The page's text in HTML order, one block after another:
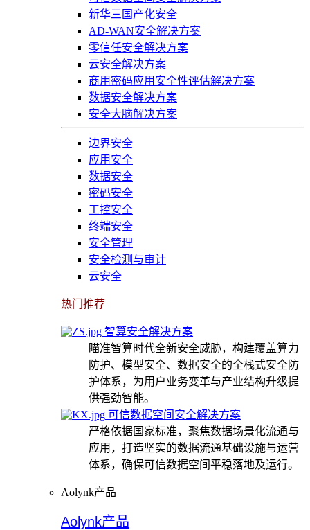
新华三国产化安全
AD-WAN安全解决方案
零信任安全解决方案
云安全解决方案
商用密码应用安全性评估解决方案
数据安全解决方案
安全大脑解决方案
边界安全
应用安全
数据安全
密码安全
工控安全
终端安全
安全管理
安全检测与审计
云安全
热门推荐
智算安全解决方案
瞄准智算时代全新安全威胁，构建覆盖算力
防护、模型安全、数据安全的全栈式安全防
护体系，为用户业务变革与产业结构升级提
供强劲智能。
可信数据空间安全解决方案
严格依据国家标准，聚焦数据场景化流通与
应用，打造坚实的数据流通基础设施与运营
体系，确保可信数据空间平稳落地及运行。
Aolynk产品
Aolynk产品